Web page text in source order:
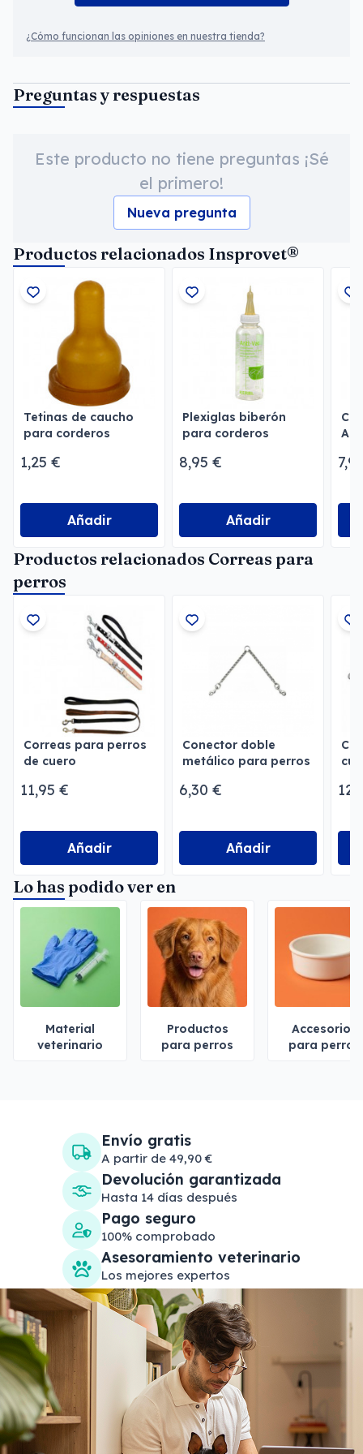
¿Cómo funcionan las opiniones en nuestra tienda?
Preguntas y respuestas
Este producto no tiene preguntas ¡Sé
el primero!
Nueva pregunta
Productos relacionados Insprovet®
Tetinas de caucho
para corderos
1,25 €
Añadir
Plexiglas biberón
para corderos
8,95 €
Añadir
Productos relacionados Correas para
perros
Correas para perros
de cuero
11,95 €
Añadir
Conector doble
metálico para perros
6,30 €
Añadir
Lo has podido ver en
Material
veterinario
Productos
para perros
Accesorios
para perros
Envío gratis
A partir de 49,90 €
Devolución garantizada
Hasta 14 días después
Pago seguro
100% comprobado
Asesoramiento veterinario
Los mejores expertos